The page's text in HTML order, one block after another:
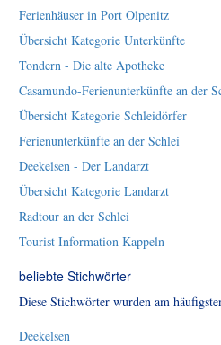
Ferienhäuser in Port Olpenitz
Übersicht Kategorie Unterkünfte
Tondern - Die alte Apotheke
Casamundo-Ferienunterkünfte an der
Übersicht Kategorie Schleidörfer
Ferienunterkünfte an der Schlei
Deekelsen - Der Landarzt
Übersicht Kategorie Landarzt
Radtour an der Schlei
Tourist Information Kappeln
beliebte Stichwörter
Diese Stichwörter wurden am
Deekelsen